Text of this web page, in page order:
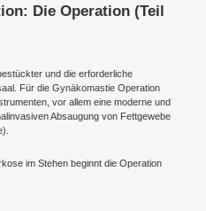
Die Operation (Teil
und die erforderliche
Für die Gynäkomastie Operation
vor allem eine moderne und
Absaugung von Fettgewebe
im Stehen beginnt die Operation